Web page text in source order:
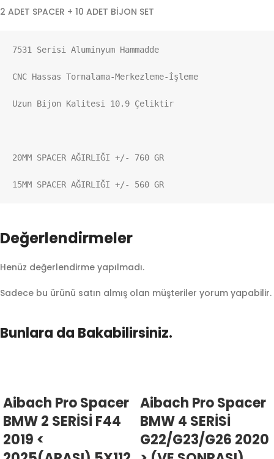
2 ADET SPACER + 10 ADET BİJON SET
7531 Serisi Aluminyum Hammadde
CNC Hassas Tornalama-Merkezleme-İşleme
Uzun Bijon Kalitesi 10.9 Çeliktir
20MM SPACER AĞIRLIĞI +/- 760 GR
15MM SPACER AĞIRLIĞI +/- 560 GR
Değerlendirmeler
Henüz değerlendirme yapılmadı.
Sadece bu ürünü satın almış olan müşteriler yorum yapabilir.
Bunlara da Bakabilirsiniz.
Aibach Pro Spacer
BMW 2 SERİSİ F44
2019 <
Aibach Pro Spacer
BMW 4 SERİSİ
G22/G23/G26 2020